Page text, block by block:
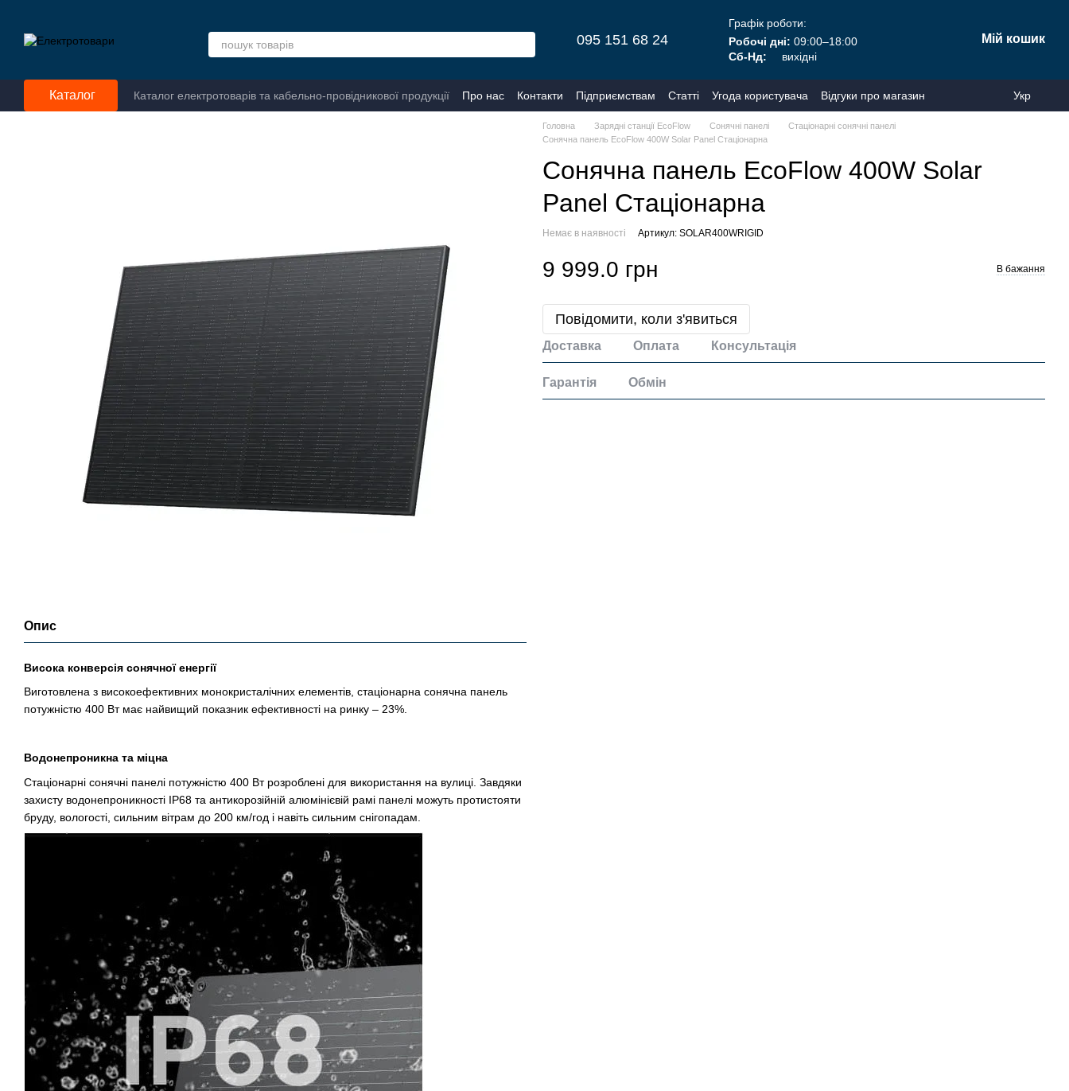
095 151 68 24
Графік роботи:
Робочі дні: 09:00–18:00
Сб-Нд:
вихідні
Мій кошик
Каталог Каталог електротоварів та кабельно-провідникової продукції Про нас Контакти Підприємствам Статті Угода користувача Відгуки про магазин Укр
Опис
Висока конверсія сонячної енергії
Виготовлена з високоефективних монокристалічних елементів, стаціонарна сонячна панель
потужністю 400 Вт має найвищий показник ефективності на ринку – 23%.
Водонепроникна та міцна
Стаціонарні сонячні панелі потужністю 400 Вт розроблені для використання на вулиці. Завдяки
захисту водонепроникності IP68 та антикорозійній алюмінієвій рамі панелі можуть протистояти
бруду, вологості, сильним вітрам до 200 км/год і навіть сильним снігопадам.
Головна Зарядні станції EcoFlow Сонячні панелі
Стаціонарні сонячні панелі
Сонячна панель EcoFlow 400W Solar Panel Стаціонарна
Сонячна панель EcoFlow 400W Solar
Panel Стаціонарна
Немає в наявності Артикул: SOLAR400WRIGID
9 999.0 грн В бажання
Повідомити, коли з'явиться
Доставка Оплата Консультація
Гарантія Обмін